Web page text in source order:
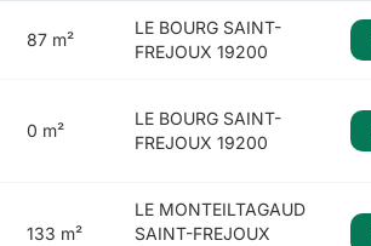
87 m²
LE BOURG SAINT-
FREJOUX 19200
0 m²
LE BOURG SAINT-
FREJOUX 19200
133 m²
LE MONTEILTAGAUD
SAINT-FREJOUX